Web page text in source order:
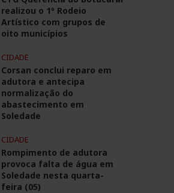
realizou o 1º Rodeio
Artístico com grupos de
oito municípios
CIDADE
Corsan conclui reparo em
adutora e antecipa
normalização do
abastecimento em
Soledade
CIDADE
Rompimento de adutora
provoca falta de água em
Soledade nesta quarta-
feira (05)